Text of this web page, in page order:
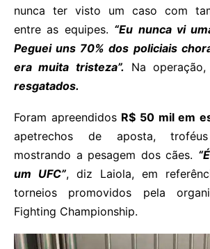
nunca ter visto um caso com
entre as equipes. “Eu nunca vi
Peguei uns 70% dos policiais
era muita tristeza”. Na operação,
resgatados.
Foram apreendidos R$ 50 mil em
apetrechos de aposta,
mostrando a pesagem dos cães.
um UFC”, diz Laiola, em
torneios promovidos pela
Fighting Championship.